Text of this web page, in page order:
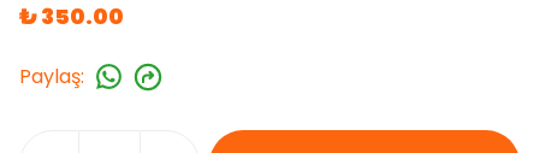
₺ 350.00
Paylaş: